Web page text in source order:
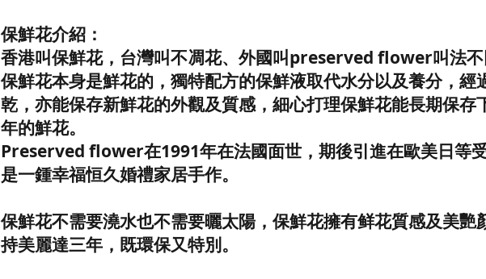
保鮮花介紹：
香港叫保鮮花，台灣叫不凋花、外國叫preserved flower叫法不
保鮮花本身是鮮花的，獨特配方的保鮮液取代水分以及養分，經
乾，亦能保存新鮮花的外觀及質感，細心打理保鮮花能長期保存
年的鮮花。
Preserved flower在1991年在法國面世，期後引進在歐美日等受
是一鍾幸福恒久婚禮家居手作。
保鮮花不需要澆水也不需要曬太陽，保鮮花擁有鲜花質感及美艷
持美麗達三年，既環保又特別。